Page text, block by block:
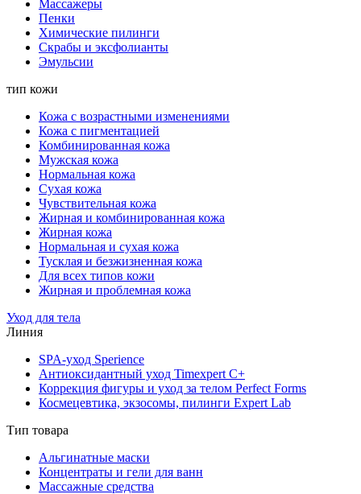
Массажеры
Пенки
Химические пилинги
Скрабы и эксфолианты
Эмульсии
тип кожи
Кожа с возрастными изменениями
Кожа с пигментацией
Комбинированная кожа
Мужская кожа
Нормальная кожа
Сухая кожа
Чувствительная кожа
Жирная и комбинированная кожа
Жирная кожа
Нормальная и сухая кожа
Тусклая и безжизненная кожа
Для всех типов кожи
Жирная и проблемная кожа
Уход для тела
Линия
SPA-уход Sperience
Антиоксидантный уход Timexpert C+
Коррекция фигуры и уход за телом Perfect Forms
Космецевтика, экзосомы, пилинги Expert Lab
Тип товара
Альгинатные маски
Концентраты и гели для ванн
Массажные средства